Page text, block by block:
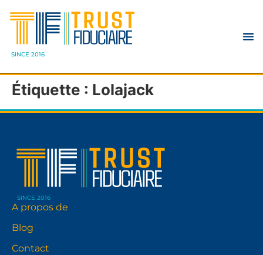
SINCE 2016
Étiquette : Lolajack
SINCE 2016
A propos de
Blog
Contact